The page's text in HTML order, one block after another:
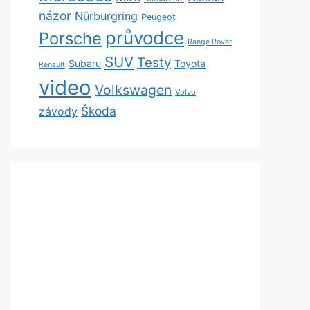
názor Nürburgring Peugeot
Porsche průvodce Range Rover
Renault Subaru SUV Testy Toyota
video Volkswagen Volvo
závody Škoda